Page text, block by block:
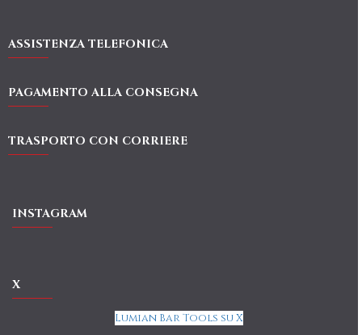
ASSISTENZA TELEFONICA
PAGAMENTO ALLA CONSEGNA
TRASPORTO CON CORRIERE
INSTAGRAM
X
Lumian Bar Tools su X